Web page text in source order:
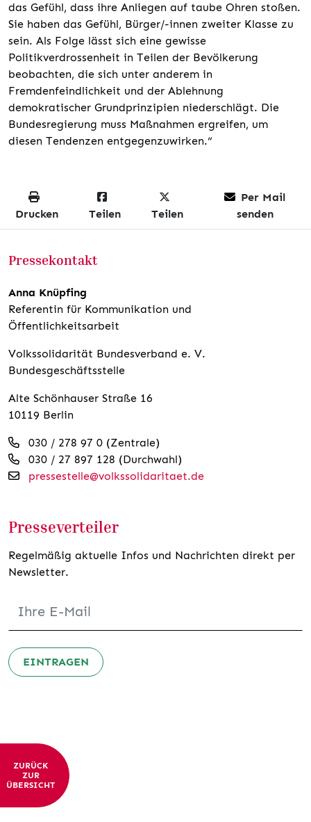
das Gefühl, dass ihre Anliegen auf taube Ohren stoßen.
Sie haben das Gefühl, Bürger/-innen zweiter Klasse zu
sein. Als Folge lässt sich eine gewisse
Politikverdrossenheit in Teilen der Bevölkerung
beobachten, die sich unter anderem in
Fremdenfeindlichkeit und der Ablehnung
demokratischer Grundprinzipien niederschlägt. Die
Bundesregierung muss Maßnahmen ergreifen, um
diesen Tendenzen entgegenzuwirken.“
Drucken Teilen Teilen
Per Mail
senden
Pressekontakt
Anna Knüpfing
Referentin für Kommunikation und
Öffentlichkeitsarbeit
Volkssolidarität Bundesverband e. V.
Bundesgeschäftsstelle
Alte Schönhauser Straße 16
10119 Berlin
030 / 278 97 0 (Zentrale)
030 / 27 897 128 (Durchwahl)
pressestelle@volkssolidaritaet.de
Presseverteiler
Regelmäßig aktuelle Infos und Nachrichten direkt per
Newsletter.
EINTRAGEN
ZURÜCK
ZUR
ÜBERSICHT